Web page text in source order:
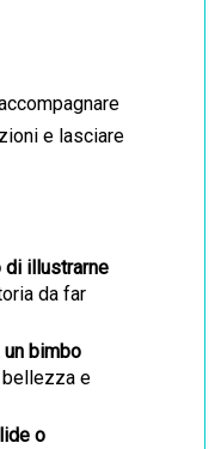
e lasciare
di illustrarne
da far
un bimbo
bellezza e
o